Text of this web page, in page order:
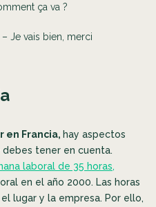
ça va ?
Je vais bien, merci
en Francia, hay aspectos
tener en cuenta.
laboral de 35 horas,
en el año 2000. Las horas
lugar y la empresa. Por ello,